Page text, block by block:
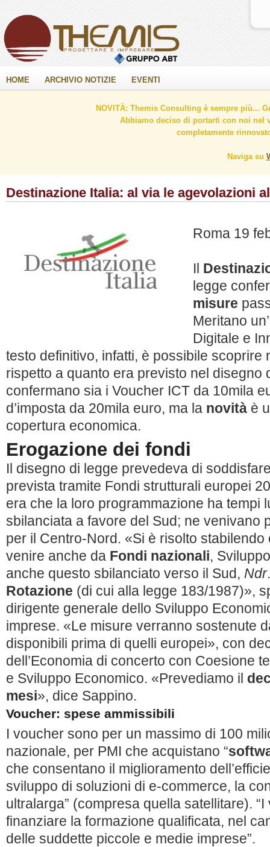
HOME ARCHIVIO NOTIZIE EVENTI
NOVITÀ: Themis Consulting è sempre più...
Abbiamo deciso di portarti con noi nel
completamente
Naviga su
Destinazione Italia: al via le agevolazioni
Roma 19
Il
legge
misure
Meritano
Digitale e
testo definitivo, infatti, è possibile scoprire
rispetto a quanto era previsto nel disegno
confermano sia i Voucher ICT da 10mila
d’imposta da 20mila euro, ma la novità è
copertura economica.
Erogazione dei fondi
Il disegno di legge prevedeva di
prevista tramite Fondi strutturali europei
era che la loro programmazione ha tempi
sbilanciata a favore del Sud; ne venivano
per il Centro-Nord. «Si è risolto
venire anche da Fondi nazionali,
anche questo sbilanciato verso il Sud, Ndr
Rotazione (di cui alla legge 183/1987)»,
dirigente generale dello Sviluppo
imprese. «Le misure verranno sostenute
disponibili prima di quelli europei», con
dell’Economia di concerto con Coesione
e Sviluppo Economico. «Prevediamo il
mesi», dice Sappino.
Voucher: spese ammissibili
I voucher sono per un massimo di 100
nazionale, per PMI che acquistano “
che consentano il miglioramento
sviluppo di soluzioni di e-commerce, la
ultralarga” (compresa quella satellitare).
finanziare la formazione qualificata, nel
delle suddette piccole e medie imprese”.